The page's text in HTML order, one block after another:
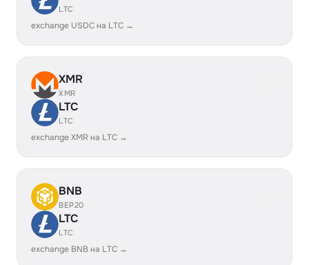
LTC
exchange USDC на LTC →
XMR
XMR
LTC
LTC
exchange XMR на LTC →
BNB
BEP20
LTC
LTC
exchange BNB на LTC →